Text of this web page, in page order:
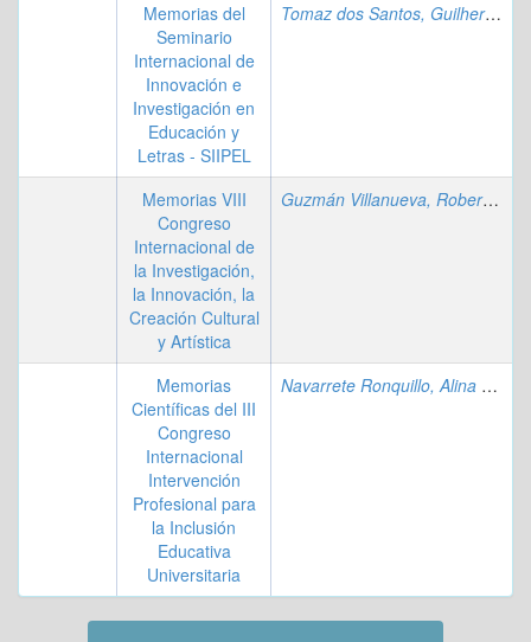
Memorias del
Seminario
Internacional de
Innovación e
Investigación en
Educación y
Letras - SIIPEL
Tomaz dos Santos, Guilherme Mendes
Memorias VIII
Congreso
Internacional de
la Investigación,
la Innovación, la
Creación Cultural
y Artística
Guzmán Villanueva, Roberto José
Memorias
Científicas del III
Congreso
Internacional
Intervención
Profesional para
la Inclusión
Educativa
Universitaria
Navarrete Ronquillo, Alina Jahaira